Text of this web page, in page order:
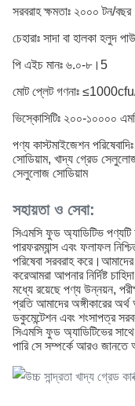
সরবরাহ ক্ষমতাঃ ২০০০ টন/বছর
চেহারাঃ সাদা বা হালকা হলুদ
পি এইচ মানঃ ৬.০-৮।5
মোট প্লেট গণনাঃ
ভিস্কোসিটিঃ ২০০-১০০০০
পণ্য কাস্টমাইজেশন
সোডিয়াম, খাদ্য গ্রেড সেলুলোজ
সেলুলোজ সোডিয়াম
সহায়তা ও সেবা:
সিএমসি ফুড অ্যাডিটিভ
পারফরম্যান্স এবং ফলাফল
পরিষেবা সরবরাহ
করেআমরা আপনার নির্দিষ্ট
মধ্যে রয়েছে পণ্য উন্নয়ন,
প্রতি আমাদের অঙ্গীকারের
ডকুমেন্টেশন এবং শংসাপত্র
সিএমসি ফুড অ্যাডিটিভের
পারি সে সম্পর্কে আরও